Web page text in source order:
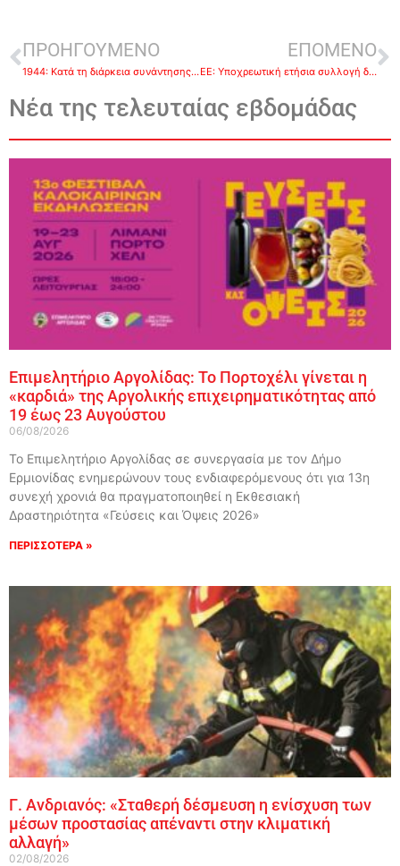
ΠΡΟΗΓΟΥΜΕΝΟ
1944: Κατά τη διάρκεια συνάντησης των Ουίνστον Τσόρτσιλ και Ιωσήφ Στάλιν, στη Μόσχα, συμφωνείται να παραμείνει η Ελλάδα στη βρετανική σφαίρα επιρροής
ΕΠΟΜΕΝΟ
ΕΕ: Υποχρεωτική ετήσια συλλογή δεδομένων για τη χρήση φυτοφαρμάκων
Νέα της τελευταίας εβδομάδας
Επιμελητήριο Αργολίδας: Το Πορτοχέλι γίνεται η
«καρδιά» της Αργολικής επιχειρηματικότητας από
19 έως 23 Αυγούστου
06/08/2026
Το Επιμελητήριο Αργολίδας σε συνεργασία με τον Δήμο
Ερμιονίδας ενημερώνουν τους ενδιαφερόμενους ότι για 13η
συνεχή χρονιά θα πραγματοποιηθεί η Εκθεσιακή
Δραστηριότητα «Γεύσεις και Όψεις 2026»
ΠΕΡΙΣΣΟΤΕΡΑ »
Γ. Ανδριανός: «Σταθερή δέσμευση η ενίσχυση των
μέσων προστασίας απέναντι στην κλιματική
αλλαγή»
02/08/2026